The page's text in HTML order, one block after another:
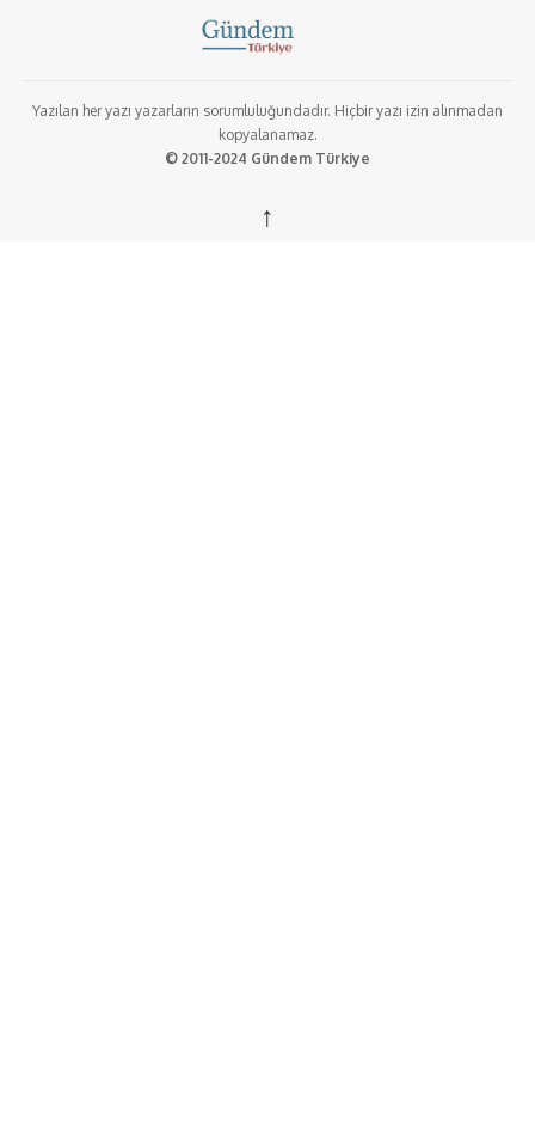
Yazılan her yazı yazarların sorumluluğundadır. Hiçbir yazı izin alınmadan
kopyalanamaz.
© 2011-2024 Gündem Türkiye
↑